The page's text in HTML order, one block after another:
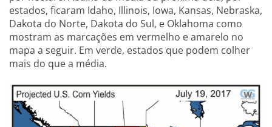
estados, ficaram Idaho, Illinois, Iowa, Kansas, Nebraska,
Dakota do Norte, Dakota do Sul, e Oklahoma como
mostram as marcações em vermelho e amarelo no
mapa a seguir. Em verde, estados que podem colher
mais do que a média.